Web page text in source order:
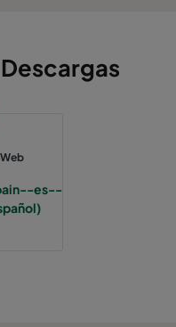
es--